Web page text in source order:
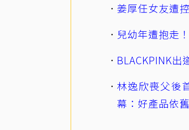
姜厚任女友遭
兒幼年遭抱走
BLACKPINK
林逸欣喪父後
幕：好產品依